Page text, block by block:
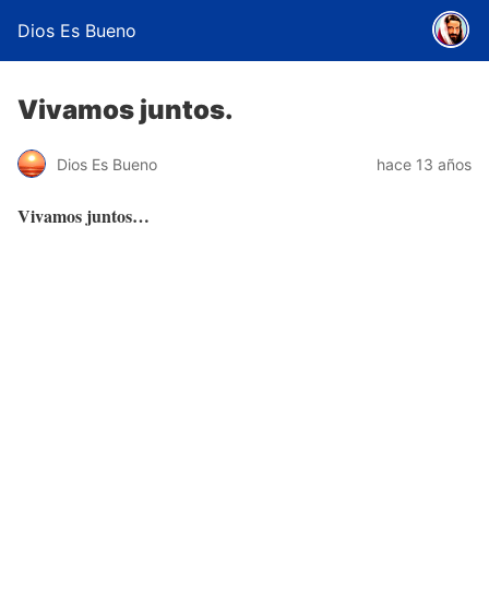
Dios Es Bueno
Vivamos juntos.
Dios Es Bueno hace 13 años
Vivamos juntos…